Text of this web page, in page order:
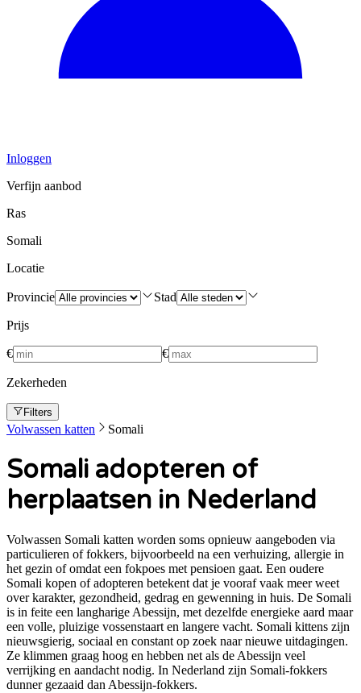
Inloggen
Verfijn aanbod
Ras
Somali
Locatie
Provincie Stad
Prijs
€ €
Zekerheden
Filters
Volwassen katten Somali
Somali adopteren of
herplaatsen in Nederland
Volwassen Somali katten worden soms opnieuw aangeboden via
particulieren of fokkers, bijvoorbeeld na een verhuizing, allergie in
het gezin of omdat een fokpoes met pensioen gaat. Een oudere
Somali kopen of adopteren betekent dat je vooraf vaak meer weet
over karakter, gezondheid, gedrag en gewenning in huis. De Somali
is in feite een langharige Abessijn, met dezelfde energieke aard maar
een volle, pluizige vossenstaart en langere vacht. Somali kittens zijn
nieuwsgierig, sociaal en constant op zoek naar nieuwe uitdagingen.
Ze klimmen graag hoog en hebben net als de Abessijn veel
verrijking en aandacht nodig. In Nederland zijn Somali-fokkers
dunner gezaaid dan Abessijn-fokkers.